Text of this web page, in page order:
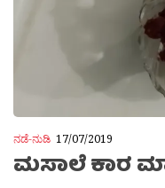
ನಡೆ-ನುಡಿ 17/07/2019
ಮಸಾಲೆ ಕಾರ